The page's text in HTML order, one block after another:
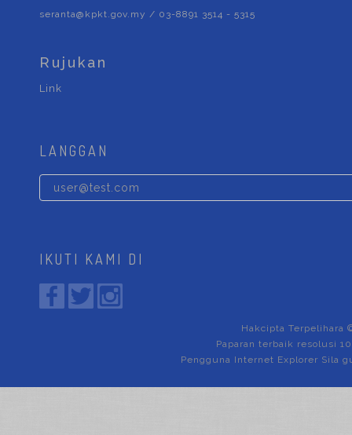
seranta@kpkt.gov.my / 03-8891 3514 - 5315
Rujukan
Link
LANGGAN
IKUTI KAMI DI
Hakcipta Terpelihara
Paparan terbaik resolusi
Pengguna Internet Explorer Sila